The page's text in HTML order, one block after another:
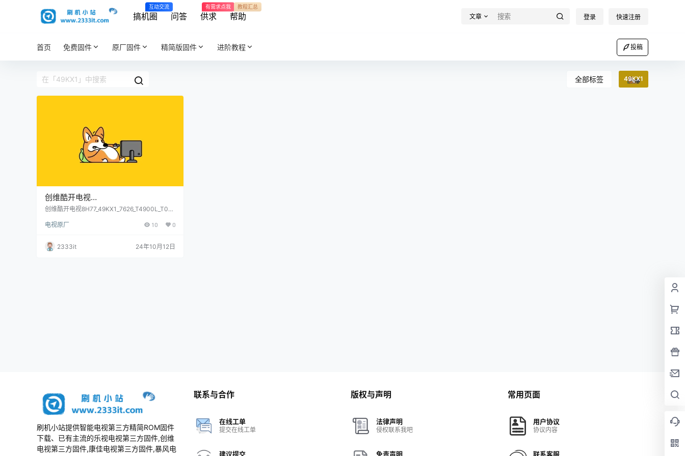
搞机圈
互动交流
问答 供求
有需求点我
帮助
教程汇总
文章 登录 快速注册
首页 免费固件 原厂固件 精简版固件 进阶教程 投稿
全部标签 49KX1
创维酷开电视
8H77_49KX1_7626_T4900L_T041_e
机包
创维酷开电视8H77_49KX1_7626_T4900L_T041
电视原厂
10 0
2333it 24年10月12日
刷机小站提供智能电视第三方精简ROM固件
下载、已有主流的乐视电视第三方固件,创维
电视第三方固件,康佳电视第三方固件,暴风电
联系与合作
在线工单
提交在线工单
建议提交
版权与声明
法律声明
侵权联系我吧
免责声明
常用页面
用户协议
协议内容
联系客服